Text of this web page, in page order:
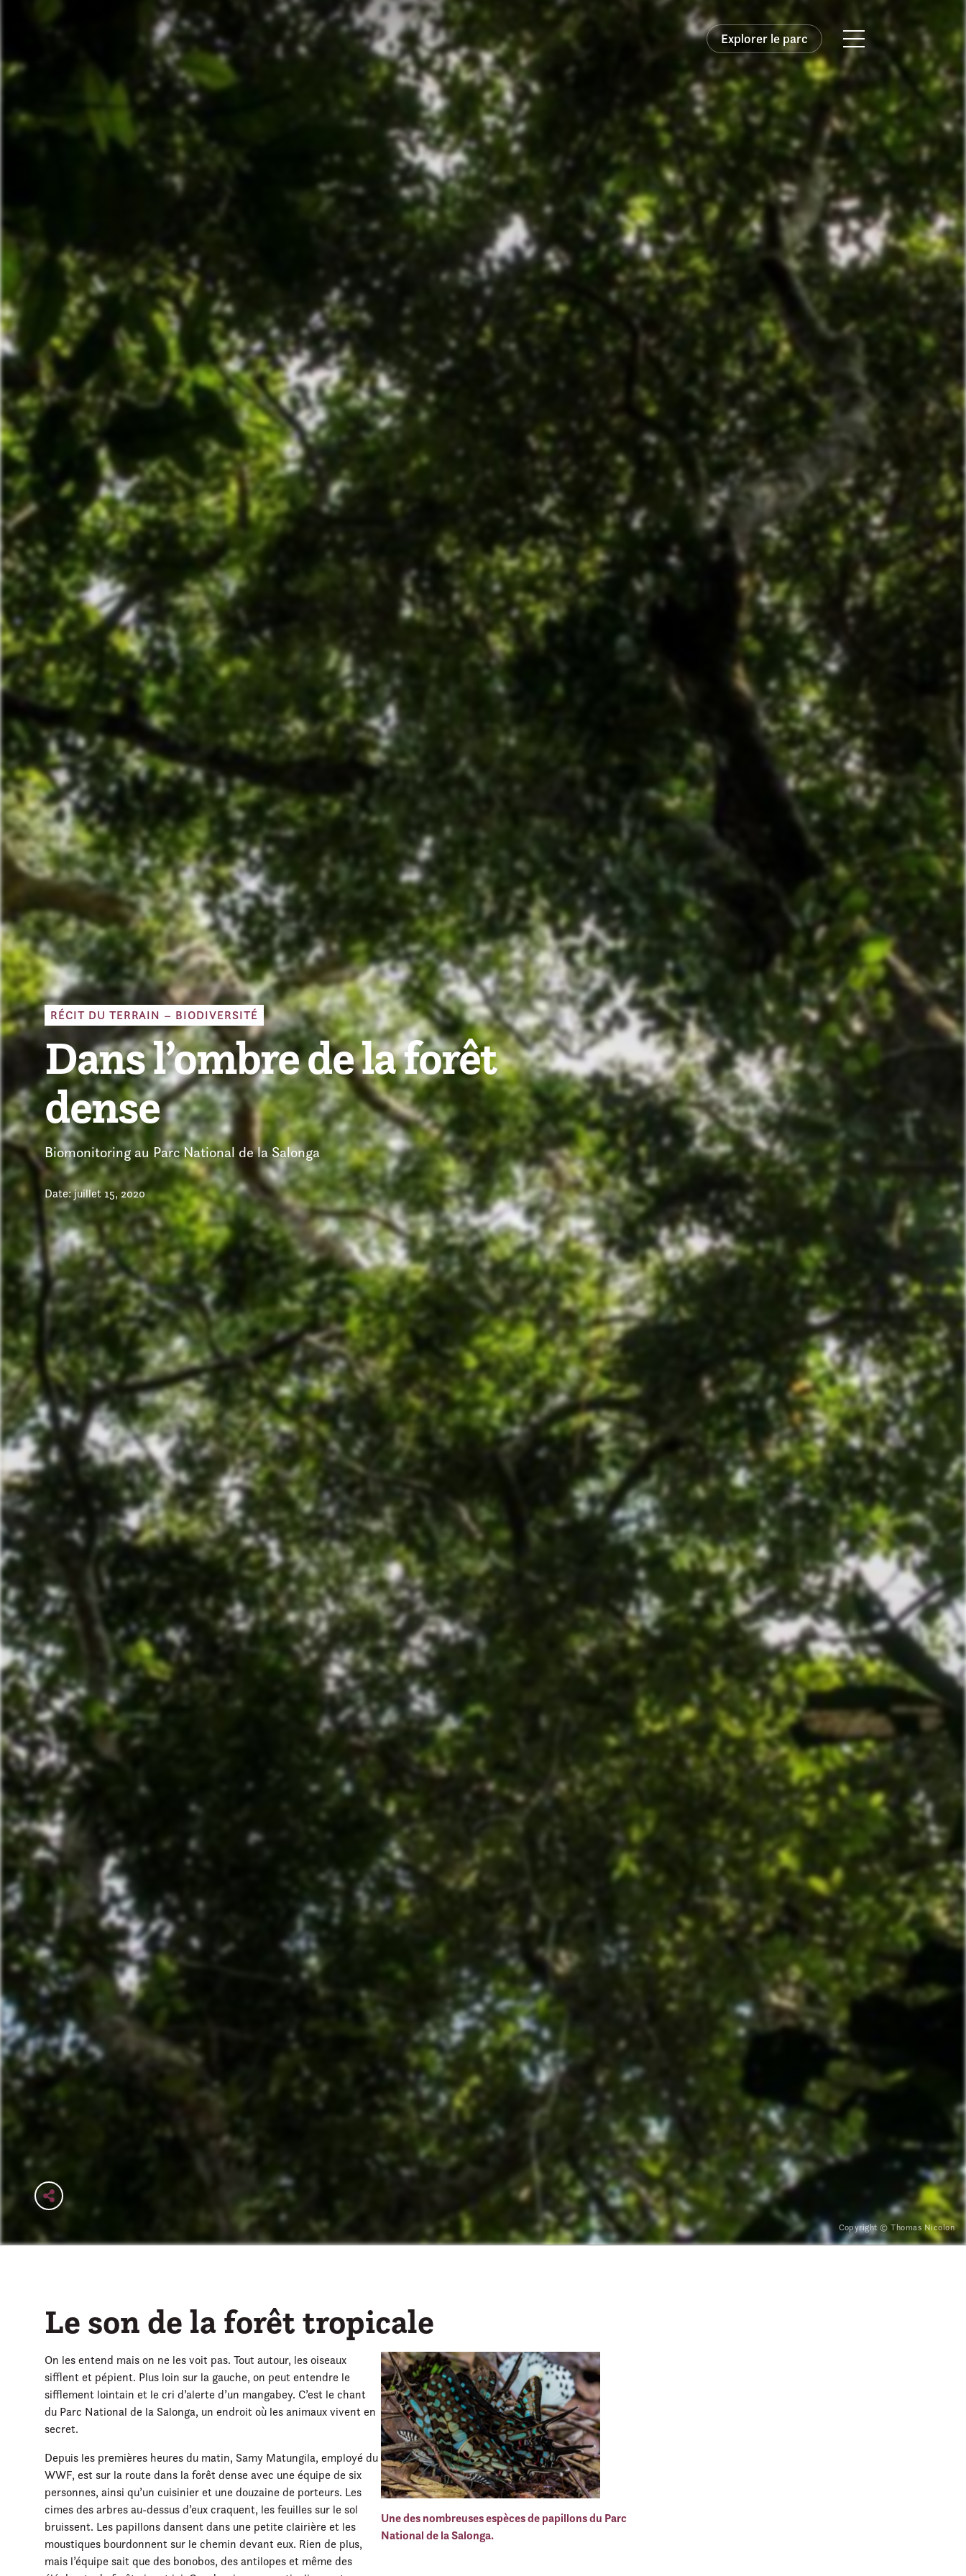
Salonga
National
Park
Explorer le parc
RÉCIT DU TERRAIN – BIODIVERSITÉ
Dans l’ombre de la forêt
dense
Biomonitoring au Parc National de la Salonga
Date: juillet 15, 2020
Copyright © Thomas Nicolon
Le son de la forêt tropicale
On les entend mais on ne les voit pas. Tout autour, les oiseaux
sifflent et pépient. Plus loin sur la gauche, on peut entendre le
sifflement lointain et le cri d’alerte d’un mangabey. C’est le chant
du Parc National de la Salonga, un endroit où les animaux vivent en
secret.
Depuis les premières heures du matin, Samy Matungila, employé du
WWF, est sur la route dans la forêt dense avec une équipe de six
personnes, ainsi qu’un cuisinier et une douzaine de porteurs. Les
cimes des arbres au-dessus d’eux craquent, les feuilles sur le sol
bruissent. Les papillons dansent dans une petite clairière et les
moustiques bourdonnent sur le chemin devant eux. Rien de plus,
mais l’équipe sait que des bonobos, des antilopes et même des
Une des nombreuses espèces de papillons du Parc
National de la Salonga.